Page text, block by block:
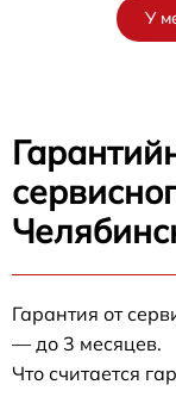
У
Гарантия от
— до 3 месяцев.
Что считается